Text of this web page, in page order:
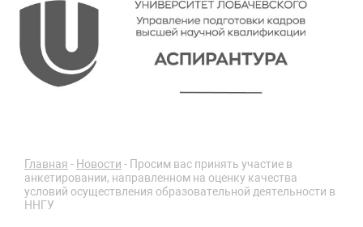
Главная - Новости - Просим вас принять участие в
анкетировании, направленном на оценку качества
условий осуществления образовательной деятельности в
ННГУ